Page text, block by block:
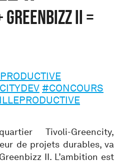
GREENBIZZ II =
#CONCOURS
Tivoli-Greencity,
de projets durables, va
II. L’ambition est